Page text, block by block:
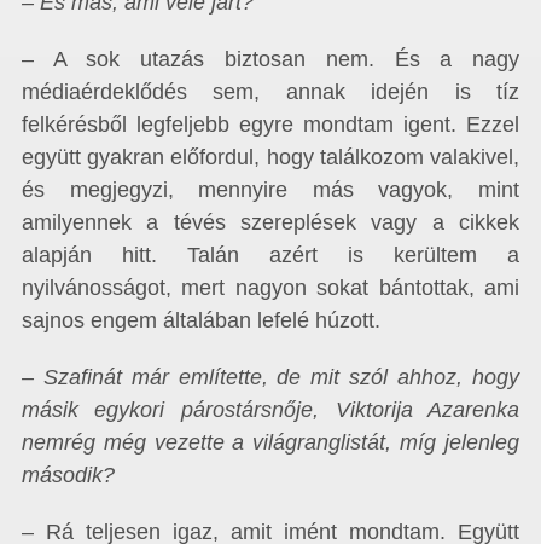
– A sok utazás biztosan nem. És a nagy
médiaérdeklődés sem, annak idején is tíz
felkérésből legfeljebb egyre mondtam igent. Ezzel
együtt gyakran előfordul, hogy találkozom valakivel,
és megjegyzi, mennyire más vagyok, mint
amilyennek a tévés szereplések vagy a cikkek
alapján hitt. Talán azért is kerültem a
nyilvánosságot, mert nagyon sokat bántottak, ami
sajnos engem általában lefelé húzott.
– Szafinát már említette, de mit szól ahhoz, hogy
másik egykori párostársnője, Viktorija Azarenka
nemrég még vezette a világranglistát, míg jelenleg
második?
– Rá teljesen igaz, amit imént mondtam. Együtt